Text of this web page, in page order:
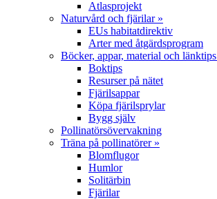
Atlasprojekt
Naturvård och fjärilar»
EUs habitatdirektiv
Arter med åtgärdsprogram
Böcker, appar, material och länktips
Boktips
Resurser på nätet
Fjärilsappar
Köpa fjärilsprylar
Bygg själv
Pollinatörsövervakning
Träna på pollinatörer»
Blomflugor
Humlor
Solitärbin
Fjärilar